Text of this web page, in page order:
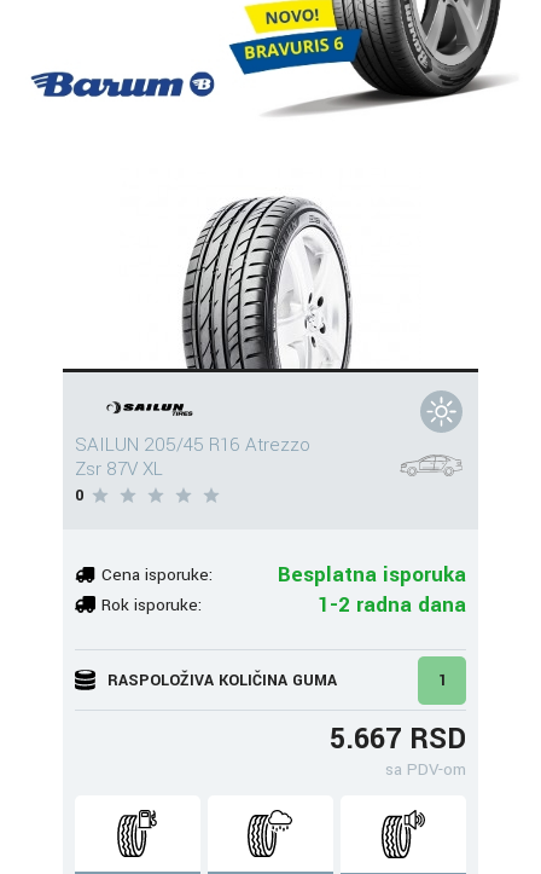
SAILUN 205/45 R16 Atrezzo
Zsr 87V XL
0
Cena isporuke: Besplatna isporuka
Rok isporuke: 1-2 radna dana
RASPOLOŽIVA KOLIČINA GUMA 1
5.667 RSD
sa PDV-om